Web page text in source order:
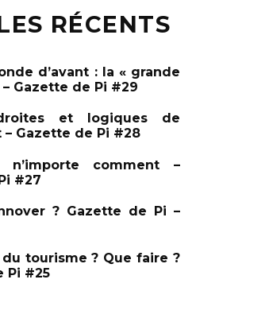
r
c
r
RÉCENTS
d’avant : la « grande
Gazette de Pi #29
et logiques de
– Gazette de Pi #28
comment –
#27
? Gazette de Pi –
tourisme ? Que faire ?
Pi #25